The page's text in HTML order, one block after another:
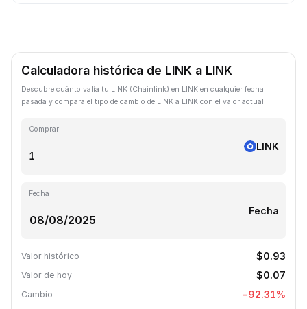
Calculadora histórica de LINK a LINK
Descubre cuánto valía tu LINK (Chainlink) en LINK en cualquier fecha
pasada y compara el tipo de cambio de LINK a LINK con el valor actual.
Comprar
LINK
Fecha
Fecha
Valor histórico $0.93
Valor de hoy $0.07
Cambio -92.31%